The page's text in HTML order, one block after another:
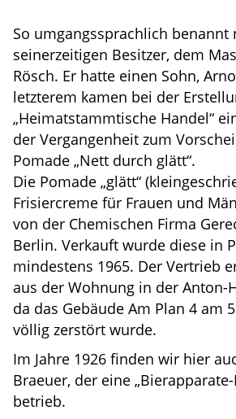
So umgangssprachlich benannt
seinerzeitigen Besitzer, dem
Rösch. Er hatte einen Sohn,
letzterem kamen bei der
„Heimatstammtische Handel“
der Vergangenheit zum
Pomade „Nett durch glätt“.
Die Pomade „glätt“
Frisiercreme für Frauen und
von der Chemischen Firma
Berlin. Verkauft wurde diese in
mindestens 1965. Der Vertrieb
aus der Wohnung in der Anton-
da das Gebäude Am Plan 4 am
völlig zerstört wurde.
Im Jahre 1926 finden wir hier
Braeuer, der eine
betrieb.